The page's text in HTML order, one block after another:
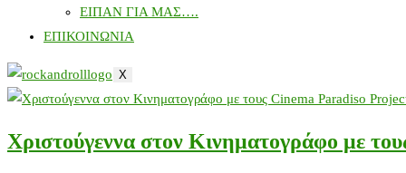
ΕΙΠΑΝ ΓΙΑ ΜΑΣ….
ΕΠΙΚΟΙΝΩΝΙΑ
X
Χριστούγεννα στον Κινηματογράφο με